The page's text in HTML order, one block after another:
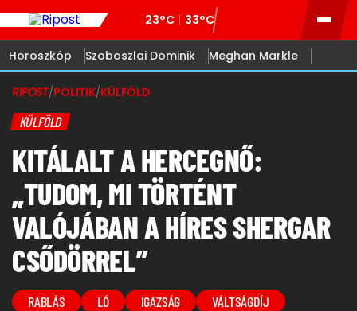
23°C 33°C
Horoszkóp Szoboszlai Dominik Meghan Markle
RIPOST/POLITIK/KÜLFÖLD
KÜLFÖLD
KITÁLALT A HERCEGNŐ:
„TUDOM, MI TÖRTÉNT
VALÓJÁBAN A HÍRES SHERGAR
CSŐDÖRREL”
RABLÁS LÓ IGAZSÁG VÁLTSÁGDÍJ